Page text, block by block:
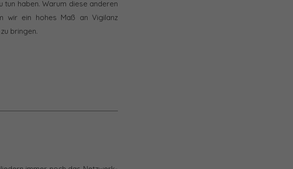
haben. Warum diese anderen
wir ein hohes Maß an Vigilanz
bringen.